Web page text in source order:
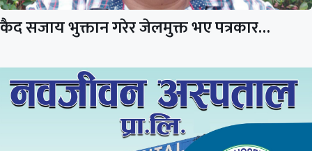
कैद सजाय भुक्तान गरेर जेलमुक्त भए पत्रकार…